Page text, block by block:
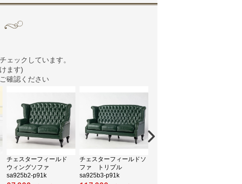
ェックしています。
ます)
確認ください
チェスターフィールド
ウィングソファ
sa925b2-p91k
チェスターフィールドソ
ファ トリプル
sa925b3-p91k